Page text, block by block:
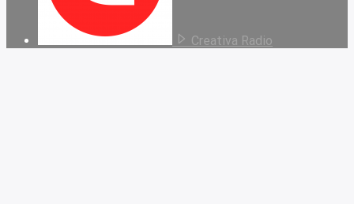
Creativa Radio